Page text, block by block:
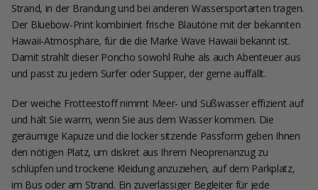
Strand, in der Brandung und bei anderen Wassersportarten tragen.
Der Bluebow-Print kombiniert frische Blautöne mit der bekannten
Hawaii-Atmosphäre, für die die Marke Wave Hawaii bekannt ist.
Damit strahlt dieser Poncho sowohl Ruhe als auch Abenteuer aus
und passt zu jedem Surfer oder Supper, der gerne auffällt.
Der weiche Frotteestoff nimmt Meer- und Süßwasser effizient auf
und hält Sie warm, wenn Sie aus dem Wasser kommen. Die
geräumige Kapuze und die locker sitzende Passform geben Ihnen
den nötigen Platz, um diskret aus Ihrem Neoprenanzug zu
schlüpfen und trockene Kleidung anzuziehen, auf dem Parkplatz,
im Bus oder am Strand. Ein zuverlässiger Begleiter für jede